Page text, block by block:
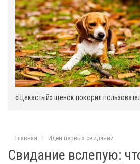
«Щекастый» щенок покорил
Главная Идеи первых свиданий
Свидание вслепую: